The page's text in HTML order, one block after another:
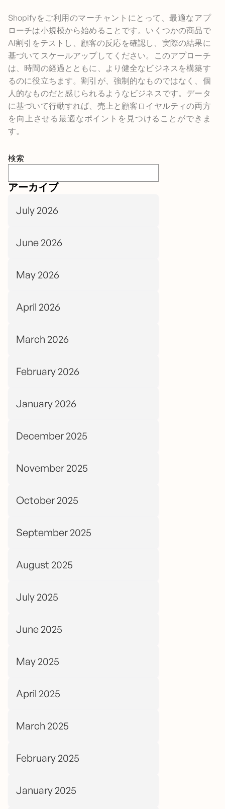
検索
アーカイブ
July 2026
June 2026
May 2026
April 2026
March 2026
February 2026
January 2026
December 2025
November 2025
October 2025
September 2025
August 2025
July 2025
June 2025
May 2025
April 2025
March 2025
February 2025
January 2025
Shopifyをご利用のマーチャントにとって、最適なアプ
ローチは小規模から始めることです。いくつかの商品で
AI割引をテストし、顧客の反応を確認し、実際の結果に
基づいてスケールアップしてください。このアプローチ
は、時間の経過とともに、より健全なビジネスを構築す
るのに役立ちます。割引が、強制的なものではなく、個
人的なものだと感じられるようなビジネスです。データ
に基づいて行動すれば、売上と顧客ロイヤルティの両方
を向上させる最適なポイントを見つけることができま
す。